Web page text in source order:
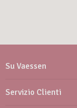
Su Vaessen
Servizio Clienti